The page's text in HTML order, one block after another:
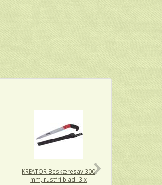
KREATOR Beskæresav 300
mm, rustfri blad -3 x
COBRA